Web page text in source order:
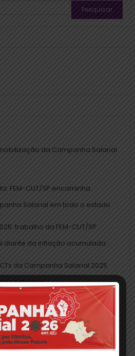
da Campanha Salarial
FEM-CUT/SP encaminha
Salarial em todo o estado
trabalho da FEM-CUT/SP
diante da inflação acumulada
da Campanha Salarial 2025
patronais
CUT/SP assina acordo da
data-base da categoria pela